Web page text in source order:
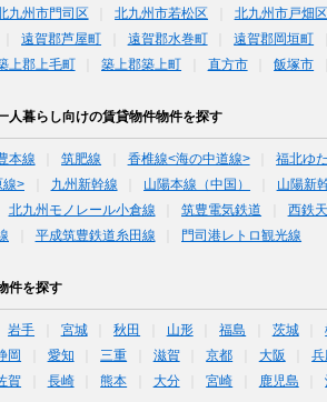
九州市門司区 北九州市若松区 北九州市戸畑区
遠賀郡芦屋町 遠賀郡水巻町 遠賀郡岡垣町
上郡上毛町 築上郡築上町 直方市 飯塚市
人暮らし向けの賃貸物件物件を探す
本線 筑肥線 香椎線<海の中道線> 福北ゆ
線>
九州新幹線 山陽本線（中国） 山陽新
北九州モノレール小倉線 筑豊電気鉄道 西鉄
平成筑豊鉄道糸田線 門司港レトロ観光線
件を探す
岩手 宮城 秋田 山形 福島 茨城
岡 愛知 三重 滋賀 京都 大阪 兵
賀 長崎 熊本 大分 宮崎 鹿児島